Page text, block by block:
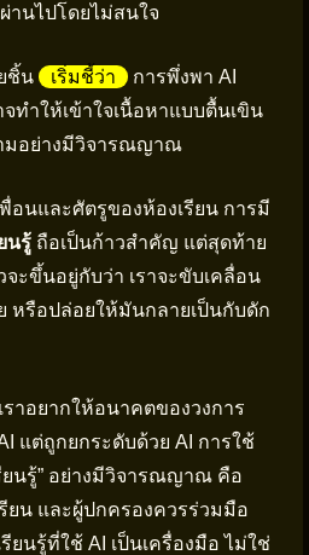
านไปโดยไม่สนใจ
ชิ้น เริ่มชี้ว่า
การพึ่งพา AI
ทำให้เข้าใจเนื้อหาแบบตื้นเขิน
มอย่างมีวิจารณญาณ
อนและศัตรูของห้องเรียน การมี
นรู้ ถือเป็นก้าวสำคัญ แต่สุดท้าย
ะขึ้นอยู่กับว่า เราจะขับเคลื่อน
หรือปล่อยให้มันกลายเป็นกับดัก
ราอยากให้อนาคตของวงการ
แต่ถูกยกระดับด้วย AI การใช้
ยนรู้” อย่างมีวิจารณญาณ คือ
น และผู้ปกครองควรร่วมมือ
ยนรู้ที่ใช้ AI เป็นเครื่องมือ ไม่ใช่